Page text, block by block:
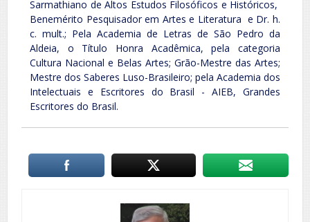
Sarmathiano de Altos Estudos Filosóficos e Históricos,
Benemérito Pesquisador em Artes e Literatura e Dr. h.
c. mult.; Pela Academia de Letras de São Pedro da
Aldeia, o Título Honra Acadêmica, pela categoria
Cultura Nacional e Belas Artes; Grão-Mestre das Artes;
Mestre dos Saberes Luso-Brasileiro; pela Academia dos
Intelectuais e Escritores do Brasil - AIEB, Grandes
Escritores do Brasil.